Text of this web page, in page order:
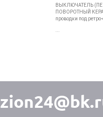
ВЫКЛЮЧАТЕЛЬ
ПОВОРОТНЫЙ
проводки под
...